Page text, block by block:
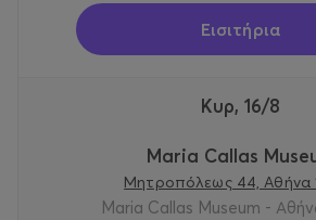
Εισιτήρια
Κυρ, 16/8
Maria Callas
Μητροπόλεως 44, Αθήνα
Maria Callas Museum -